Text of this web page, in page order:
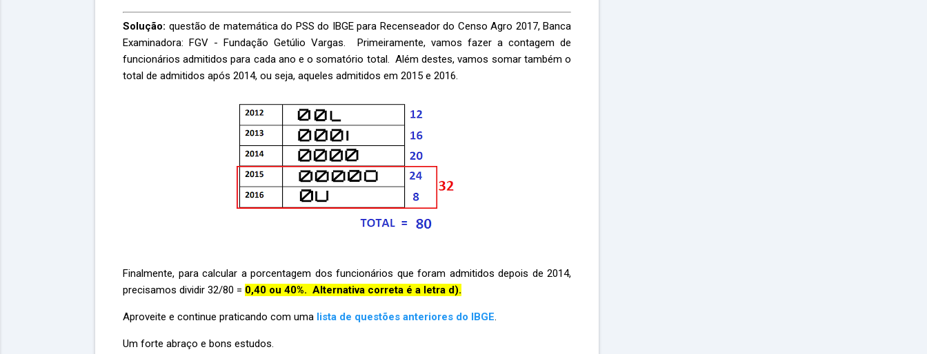
Solução: questão de matemática do PSS do IBGE para Recenseador do Censo Agro 2017, Banca
Examinadora: FGV - Fundação Getúlio Vargas. Primeiramente, vamos fazer a contagem de
funcionários admitidos para cada ano e o somatório total. Além destes, vamos somar também o
total de admitidos após 2014, ou seja, aqueles admitidos em 2015 e 2016.
Finalmente, para calcular a porcentagem dos funcionários que foram admitidos depois de 2014,
precisamos dividir 32/80 = 0,40 ou 40%. Alternativa correta é a letra d).
Aproveite e continue praticando com uma lista de questões anteriores do IBGE.
Um forte abraço e bons estudos.